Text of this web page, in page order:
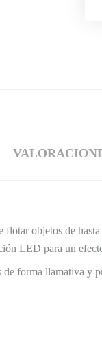
flotar objetos de hasta
LED para un
de forma llamativa y